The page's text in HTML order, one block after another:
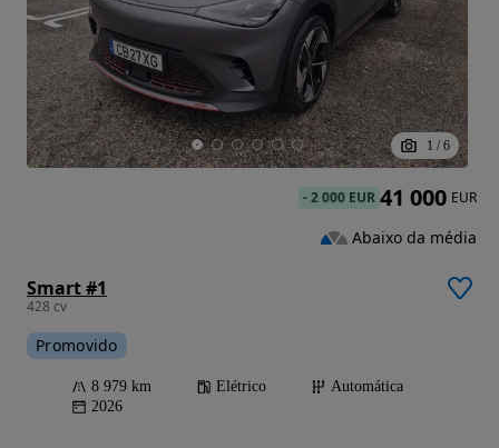
1 / 6
Smart #1
428 cv
Promovido
8 979 km Elétrico
Automática
2026
-2 000 EUR 41 000 EUR
Abaixo da média